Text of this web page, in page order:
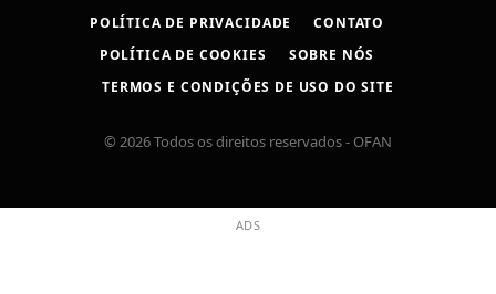
POLÍTICA DE PRIVACIDADE
CONTATO
POLÍTICA DE COOKIES
SOBRE NÓS
TERMOS E CONDIÇÕES DE USO DO SITE
© 2026 Todos os direitos reservados - OFAN
ADS